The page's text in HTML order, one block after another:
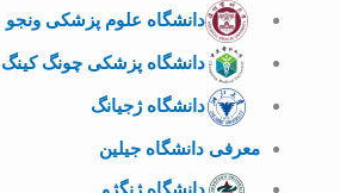
دانشگاه علوم پزشکی ونجو
دانشگاه پزشکی چونگ کینگ
دانشگاه ژجیانگ
معرفی دانشگاه جیلین